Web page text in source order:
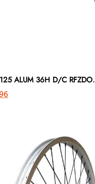
ALUM 36H D/C RFZDO.